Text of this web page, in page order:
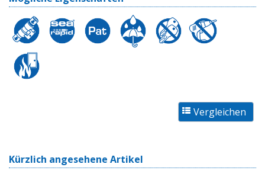
Kürzlich angesehene Artikel